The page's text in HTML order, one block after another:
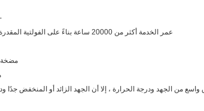
-0.2 إلى 2.5 بار (100 درجة مئوية (212 درجة فهرنهايت).
عمر الخدمة أكثر من 20000 ساعة بناءً على الفولتية المقدرة ودرجة الحرارة المحيطة 36 درجة (86 درجة فهرنهايت).
مضخة مياه مصنفة
من الجهد ودرجة الحرارة ، إلا أن الجهد الزائد أو المنخفض